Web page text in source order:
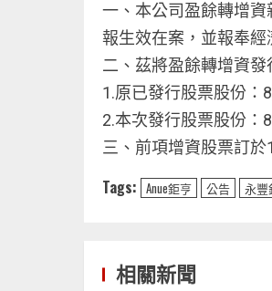
一、本公司盈餘轉增
報生效在案，並報奉
二、茲將盈餘轉增資發
1.原已發行股票股份：
2.本次發行股票股份：
三、前項增資股票訂於
Tags: Anue鉅亨 公告 永豐
相關新聞